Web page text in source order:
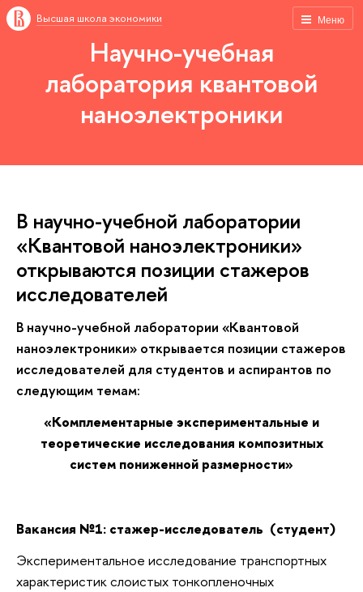
Меню
Высшая школа экономики
Научно-учебная
лаборатория квантовой
наноэлектроники
В научно-учебной лаборатории
«Квантовой наноэлектроники»
открываются позиции стажеров
исследователей
В научно-учебной лаборатории «Квантовой
наноэлектроники» открывается позиции стажеров
исследователей для студентов и аспирантов по
следующим темам:
«Комплементарные экспериментальные и
теоретические исследования композитных
систем пониженной размерности»
Вакансия №1: стажер-исследователь (студент)
Экспериментальное исследование транспортных
характеристик слоистых тонкопленочных